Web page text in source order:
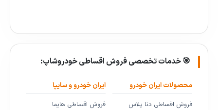
🎯 خدمات تخصصی فروش اقساطی خودروشاپ:
محصولات ایران خودرو
فروش اقساطی دنا پلاس
ایران خودرو و سایپا
فروش اقساطی هایما